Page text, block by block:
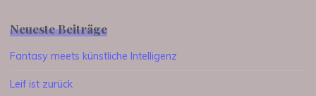
Neueste Beiträge
Fantasy meets künstliche Intelligenz
Leif ist zurück